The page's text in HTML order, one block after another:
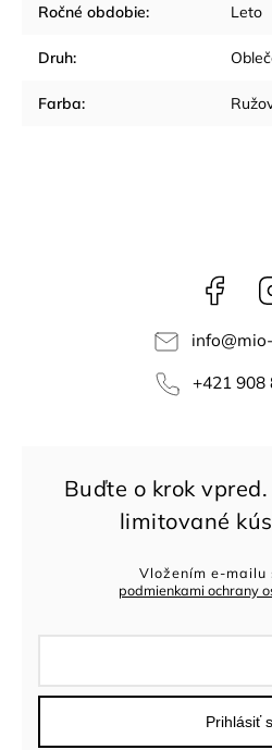
Ročné obdobie: Leto
Druh:
Farba:
info@
+421 908
Vložením e-mailu
podmienkami ochrany
Prihlásiť